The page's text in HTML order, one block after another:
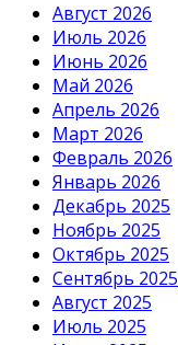
Август 2026
Июль 2026
Июнь 2026
Май 2026
Апрель 2026
Март 2026
Февраль 2026
Январь 2026
Декабрь 2025
Ноябрь 2025
Октябрь 2025
Сентябрь 2025
Август 2025
Июль 2025